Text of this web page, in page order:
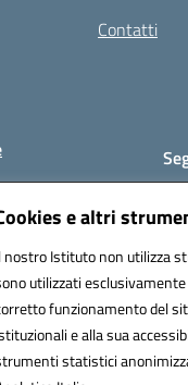
e altri
nostro Istituto non utilizza
utilizzati
funzionamento del
e alla sua
statistici
Contatti